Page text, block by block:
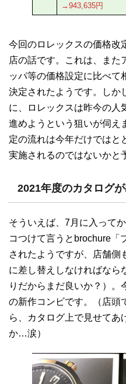
→943,635円
今回のロレックスの価格改
店の話です。これは、また
ッパ等の価格設定に比べて
決定されたようです。しか
に、ロレックスは昨今の人
進めようという狙いが伺え
定の流れは今年だけではと
実施されるのではないかと
2021年度のカタログ
そういえば、7月に入って
コつけて言うとbrochure「
されたようですが、店舗側
に差し替えしなければなら
りだからまだ良いか？）。
の新作コンビです。（店頭
ら、カタログ上で見せてあ
か…涙）